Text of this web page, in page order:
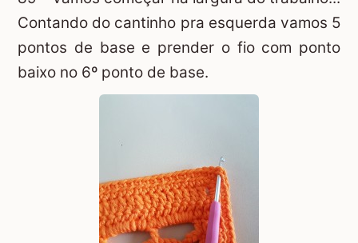
Contando do cantinho pra esquerda vamos 5
pontos de base e prender o fio com ponto
baixo no 6º ponto de base.